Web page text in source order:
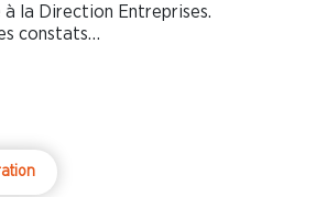
à la Direction Entreprises.
constats…